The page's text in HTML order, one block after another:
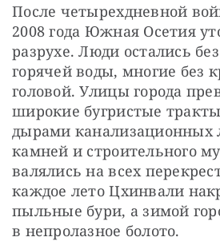
После четырехдневной
2008 года Южная Осетия
разрухе. Люди остались
горячей воды, многие без
головой. Улицы города
широкие бугристые
дырами канализационных
камней и строительного
валялись на всех
каждое лето Цхинвали
пыльные бури, а зимой
в непролазное болото.